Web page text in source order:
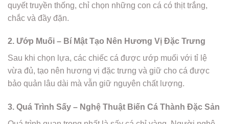
quyết truyền thống, chỉ chọn những con cá có thịt trắng,
chắc và đầy đặn.
2. Ướp Muối – Bí Mật Tạo Nên Hương Vị Đặc Trưng
Sau khi chọn lựa, các chiếc cá được ướp muối với tỉ lệ
vừa đủ, tạo nên hương vị đặc trưng và giữ cho cá được
bảo quản lâu dài mà vẫn giữ nguyên chất lượng.
3. Quá Trình Sấy – Nghệ Thuật Biến Cá Thành Đặc Sản